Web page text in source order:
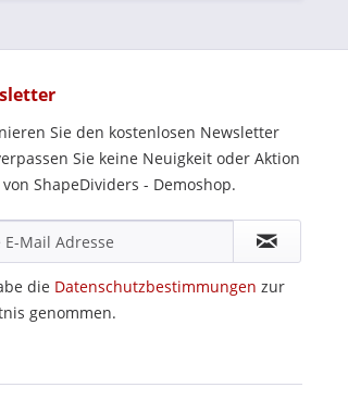
Sie den kostenlosen Newsletter
Sie keine Neuigkeit oder Aktion
ShapeDividers - Demoshop.
die Datenschutzbestimmungen zur
genommen.